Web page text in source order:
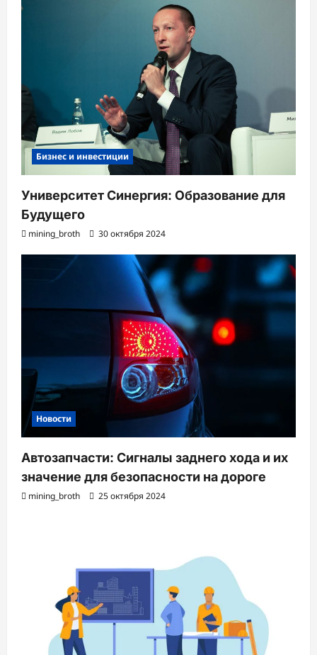
Бизнес и инвестиции
Университет Синергия: Образование для
Будущего
mining_broth 30 октября 2024
Новости
Автозапчасти: Сигналы заднего хода и их
значение для безопасности на дороге
mining_broth 25 октября 2024